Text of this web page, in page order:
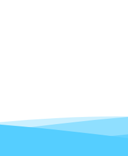
2024年11月